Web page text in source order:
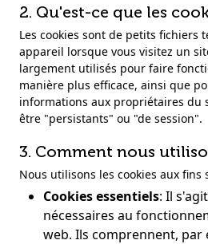
2. Qu'est-ce que les
Les cookies sont de petits fichiers
appareil lorsque vous visitez un
largement utilisés pour faire
manière plus efficace, ainsi que
informations aux propriétaires du
être "persistants" ou "de session".
3. Comment nous
Nous utilisons les cookies aux fins
Cookies essentiels: Il
nécessaires au
web. Ils comprennent, par